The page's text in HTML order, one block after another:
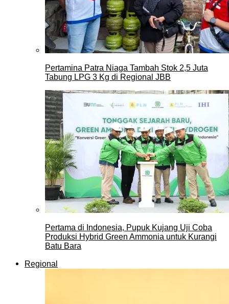
Pertamina Patra Niaga Tambah Stok 2,5 Juta
Tabung LPG 3 Kg di Regional JBB
Pertama di Indonesia, Pupuk Kujang Uji Coba
Produksi Hybrid Green Ammonia untuk Kurangi
Batu Bara
Regional